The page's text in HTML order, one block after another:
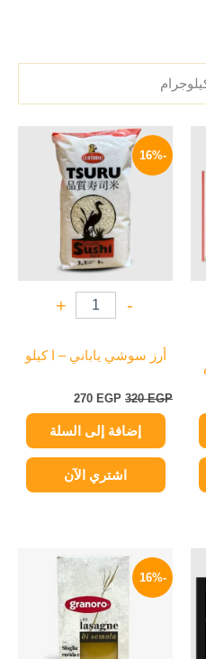
-16%
-
+
أرز سوشي ياباني – ا كيلو
320EGP
السعر
الأصلي
320 EGP.
270 EGP
السعر
الحالي
هو:
270 EGP.
إضافة إلى السلة
اشتري الآن
-16%
السعر
الأصلي
هو:
165 EGP.
السعر
الحالي
هو:
139 EGP.